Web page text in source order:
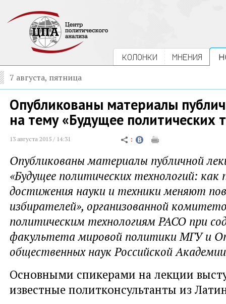
КОЛОНКИ МНЕНИЯ
7 августа, пятница
Опубликованы материалы
на тему «Будущее политических
13 августа 2015 / 14:31
Опубликованы материалы публичной
«Будущее политических технологий: как
достижения науки и техники меняют
избирателей», организованной
политическим технологиям РАСО при
факультета мировой политики МГУ и
общественных наук Российской
Основными спикерами на лекции
известные политконсультанты из